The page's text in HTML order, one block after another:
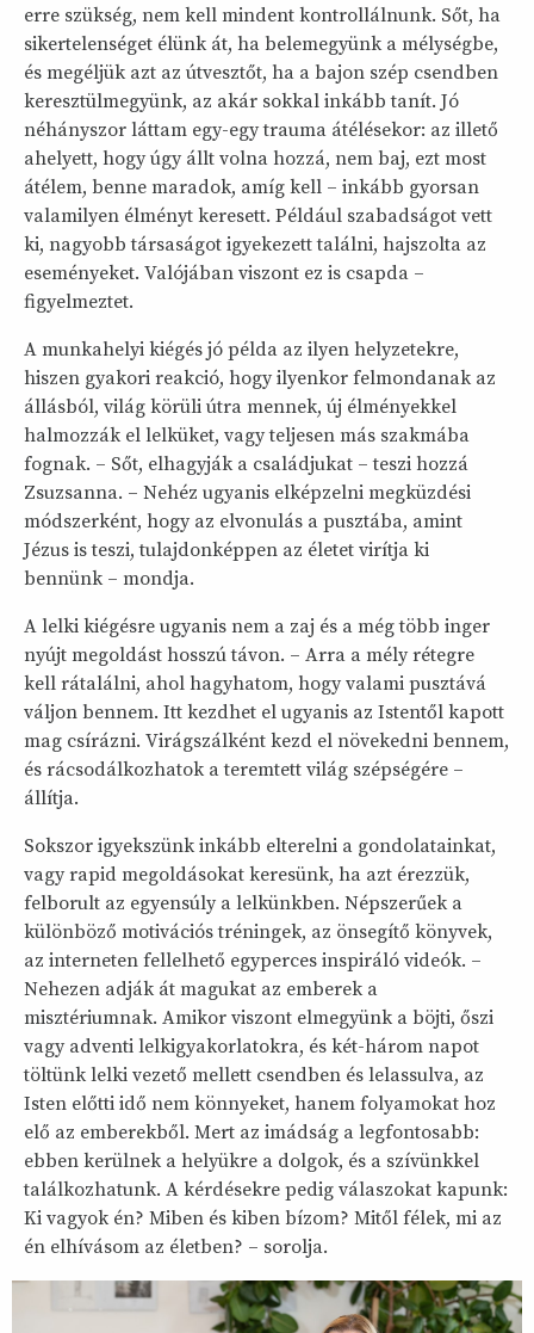
erre szükség, nem kell mindent kontrollálnunk. Sőt, ha
sikertelenséget élünk át, ha belemegyünk a mélységbe,
és megéljük azt az útvesztőt, ha a bajon szép csendben
keresztülmegyünk, az akár sokkal inkább tanít. Jó
néhányszor láttam egy-egy trauma átélésekor: az illető
ahelyett, hogy úgy állt volna hozzá, nem baj, ezt most
átélem, benne maradok, amíg kell – inkább gyorsan
valamilyen élményt keresett. Például szabadságot vett
ki, nagyobb társaságot igyekezett találni, hajszolta az
eseményeket. Valójában viszont ez is csapda –
figyelmeztet.
A munkahelyi kiégés jó példa az ilyen helyzetekre,
hiszen gyakori reakció, hogy ilyenkor felmondanak az
állásból, világ körüli útra mennek, új élményekkel
halmozzák el lelküket, vagy teljesen más szakmába
fognak. – Sőt, elhagyják a családjukat – teszi hozzá
Zsuzsanna. – Nehéz ugyanis elképzelni megküzdési
módszerként, hogy az elvonulás a pusztába, amint
Jézus is teszi, tulajdonképpen az életet virítja ki
bennünk – mondja.
A lelki kiégésre ugyanis nem a zaj és a még több inger
nyújt megoldást hosszú távon. – Arra a mély rétegre
kell rátalálni, ahol hagyhatom, hogy valami pusztává
váljon bennem. Itt kezdhet el ugyanis az Istentől kapott
mag csírázni. Virágszálként kezd el növekedni bennem,
és rácsodálkozhatok a teremtett világ szépségére –
állítja.
Sokszor igyekszünk inkább elterelni a gondolatainkat,
vagy rapid megoldásokat keresünk, ha azt érezzük,
felborult az egyensúly a lelkünkben. Népszerűek a
különböző motivációs tréningek, az önsegítő könyvek,
az interneten fellelhető egyperces inspiráló videók. –
Nehezen adják át magukat az emberek a
misztériumnak. Amikor viszont elmegyünk a böjti, őszi
vagy adventi lelkigyakorlatokra, és két-három napot
töltünk lelki vezető mellett csendben és lelassulva, az
Isten előtti idő nem könnyeket, hanem folyamokat hoz
elő az emberekből. Mert az imádság a legfontosabb:
ebben kerülnek a helyükre a dolgok, és a szívünkkel
találkozhatunk. A kérdésekre pedig válaszokat kapunk:
Ki vagyok én? Miben és kiben bízom? Mitől félek, mi az
én elhívásom az életben? – sorolja.